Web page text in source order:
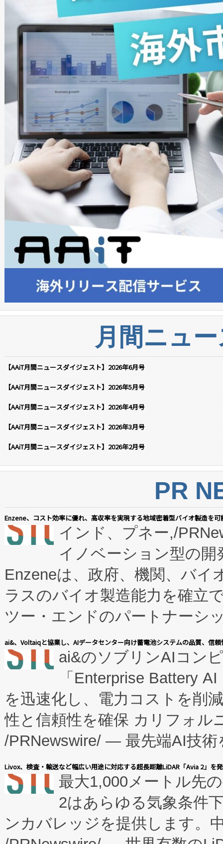
月間ニュ
【AAiT月間ニュースダイジェスト】2026年6月号
【AAiT月間ニュースダイジェスト】2026年5月号
【AAiT月間ニュースダイジェスト】2026年4月号
【AAiT月間ニュースダイジェスト】2026年3月号
【AAiT月間ニュースダイジェスト】2026年2月号
PR
Enzene、コスト効率に優れ、高収率を実現する地域密着型バイオ製造を
インド、プネー,/
イノベーション型の
Enzeneは、政府、機関、バイ
ラスのバイオ製造能力を確立
ツー・エンドのパートナーシ
表しました。 同社の実績ある
manufacturing™ (FCCM™) プ
たNeXは、バイオ医薬品製造
従来のフェッドバッチ施設の
に、患者やサプライチェーン
キー方式で拡張性が高く、持
す。FCCM‑を活用した現地生
患者にとっての費用負担を大
のアクセスを大幅に拡大する
Fully-Connected Continuous
ai&、Voltaiqと協業し、AIデータセンター向け蓄電池システムの品質、信
ai&のソブリンAIコン
「Enterprise Battery
を迅速化し、電力コストを削
性と信頼性を確保 カリフォル
/PRNewswire/ — 最先端AI技術
会社エーアイ・アンド：本社
President原信平）と、エンタ
ードするVoltaiqは、日本にあ
ーエネルギー貯蔵システム（
Livox、検査・輸送など幅広い用途に対応する超長距離LiDAR「Avia 2」を
最大1,000メートル先
2はあらゆる気象条件
ンカバレッジを提供します。